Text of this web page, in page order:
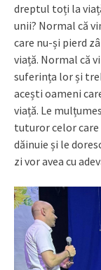
dreptul toți la
unii? Normal că
care nu-și pierd
viață. Normal că
suferința lor și
acești oameni
viață. Le
tuturor celor care
dăinuie și le
zi vor avea cu